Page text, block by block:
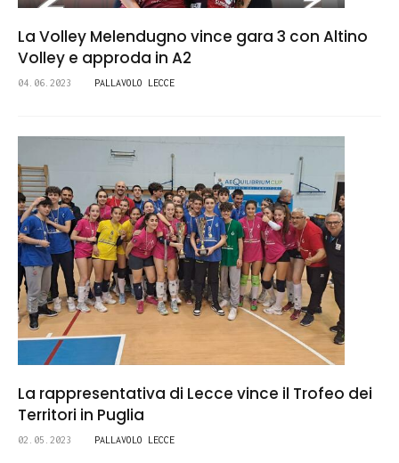
La Volley Melendugno vince gara 3 con Altino
Volley e approda in A2
04.06.2023 PALLAVOLO LECCE
La rappresentativa di Lecce vince il Trofeo dei
Territori in Puglia
02.05.2023 PALLAVOLO LECCE